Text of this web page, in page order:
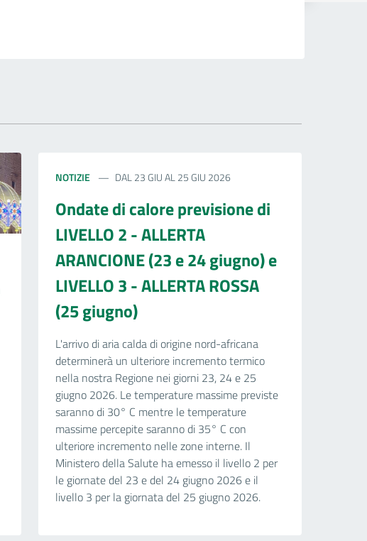
NOTIZIE DAL 23 GIU AL 25 GIU 2026
Ondate di calore previsione di
LIVELLO 2 - ALLERTA
ARANCIONE (23 e 24 giugno) e
LIVELLO 3 - ALLERTA ROSSA
(25 giugno)
L'arrivo di aria calda di origine nord-africana
determinerà un ulteriore incremento termico
nella nostra Regione nei giorni 23, 24 e 25
giugno 2026. Le temperature massime previste
saranno di 30° C mentre le temperature
massime percepite saranno di 35° C con
ulteriore incremento nelle zone interne. Il
Ministero della Salute ha emesso il livello 2 per
le giornate del 23 e del 24 giugno 2026 e il
livello 3 per la giornata del 25 giugno 2026.